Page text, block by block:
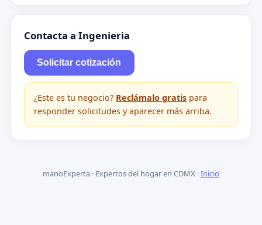
Contacta a Ingenieria
Solicitar cotización
¿Este es tu negocio? Reclámalo gratispara
responder solicitudes y aparecer más arriba.
manoExperta · Expertos del hogar en CDMX ·Inicio